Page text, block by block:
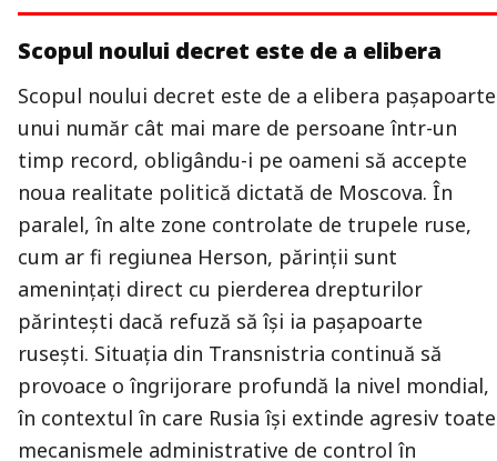
Scopul noului decret este de a elibera
Scopul noului decret este de a elibera paşapoarte
unui număr cât mai mare de persoane într-un
timp record, obligându-i pe oameni să accepte
noua realitate politică dictată de Moscova. În
paralel, în alte zone controlate de trupele ruse,
cum ar fi regiunea Herson, părinţii sunt
amenințați direct cu pierderea drepturilor
părintești dacă refuză să își ia pașapoarte
rusești. Situaţia din Transnistria continuă să
provoace o îngrijorare profundă la nivel mondial,
în contextul în care Rusia își extinde agresiv toate
mecanismele administrative de control în